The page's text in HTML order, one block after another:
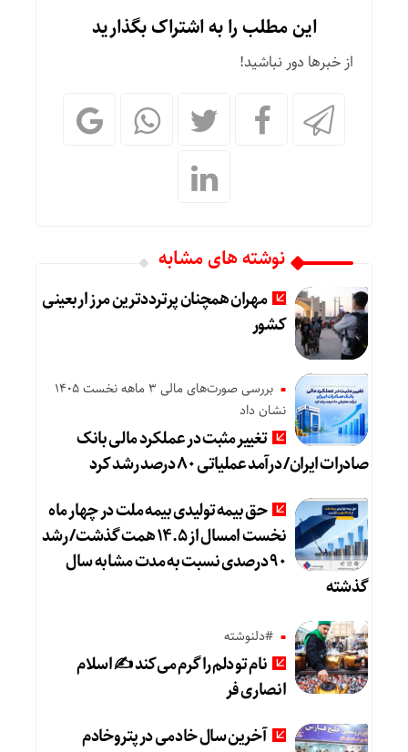
این مطلب را به اشتراک بگذارید
از خبرها دور نباشید!
نوشته های مشابه
مهران همچنان پرترددترین مرز اربعینی
کشور
بررسی صورت‌های مالی 3 ماهه نخست 1405
نشان داد
تغییر مثبت در عملکرد مالی بانک
صادرات ایران/ درآمد عملیاتی ۸۰ درصد رشد کرد
حق بیمه تولیدی بیمه ملت در چهار ماه
نخست امسال از ۱۴.۵ همت گذشت/ رشد
۹۰ درصدی نسبت به مدت مشابه سال
گذشته
#دلنوشته
نام تو دلم را گرم می‌کند ✍️ اسلام
انصاری فر
آخرین سال خادمی در پتروخادم